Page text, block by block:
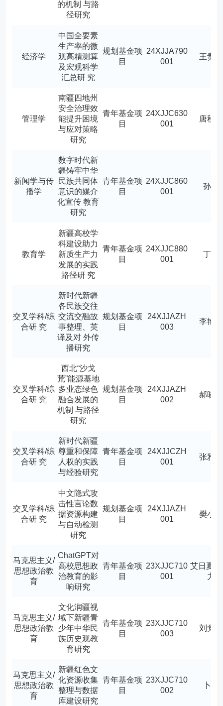
的机制 与路
径研究
经济学
中国全要素
生产率的微
观高精测算
及宏观科学
汇总研 究
规划基金项
目
24XJJA790
001
王贵东
管理学
南疆四地州
安全治理效
能提升困境
与应对策略
研究
青年基金项
目
24XJJC630
001
唐秋宇
新闻学与传
播学
数字时代新
疆铸牢中华
民族共同体
意识的媒介
化宣传 教育
研究
青年基金项
目
24XJJC860
001
孙新
教育学
新疆高校学
科建设助力
新质生产力
发展的实践
路径研 究
青年基金项
目
24XJJC880
001
丁洁
交叉学科/综
合研 究
新时代新疆
各民族交往
交流交融故
事整理、英
译及对 外传
播研究
规划基金项
目
24XJJAZH
003
李艳飞
交叉学科/综
合研 究
西北“沙戈
荒”能源基地
多业态绿色
融合发展的
机制 与路径
研究
规划基金项
目
24XJJAZH
002
郝晓莉
交叉学科/综
合研 究
新时代新疆
尊重和保障
人权的实践
与经验研究
青年基金项
目
24XJJCZH
001
张雅茜
交叉学科/综
合研 究
中文隐式攻
击性言论数
据资源构建
与自动检测
研究
规划基金项
目
24XJJAZH
001
樊小超
马克思主义/
思想政治教
育
ChatGPT对
高校思想政
治教育的影
响研究
青年基金项
目
23XJJC710
001
艾日夏提
力
马克思主义/
思想政治教
育
文化润疆视
域下新疆青
少年中华民
族历史观教
育研究
青年基金项
目
23XJJC710
003
刘党辉
马克思主义/
思想政治教
育
新疆红色文
化资源收集
整理与数据
库建设研究
青年基金项
目
23XJJC710
002
卜云